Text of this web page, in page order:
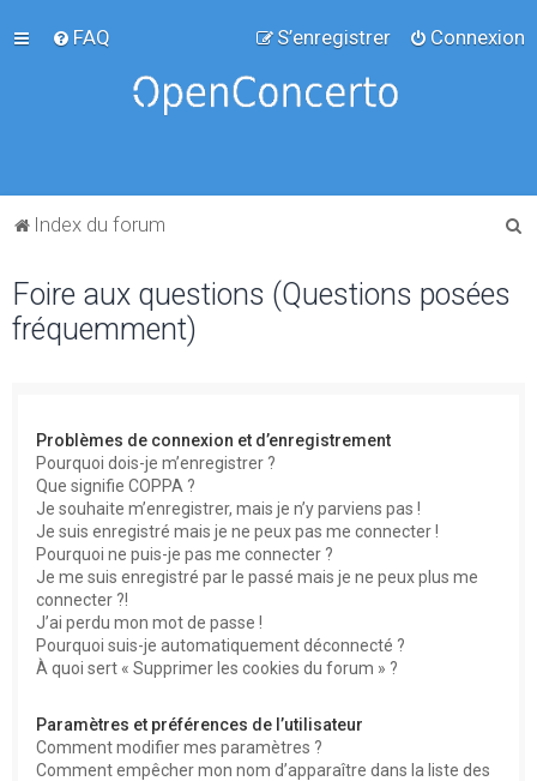
FAQ Connexion
S’enregistrer
Index du forum
Foire aux questions (Questions posées
fréquemment)
Problèmes de connexion et d’enregistrement
Pourquoi dois-je m’enregistrer ?
Que signifie COPPA ?
Je souhaite m’enregistrer, mais je n’y parviens pas !
Je suis enregistré mais je ne peux pas me connecter !
Pourquoi ne puis-je pas me connecter ?
Je me suis enregistré par le passé mais je ne peux plus me
connecter ?!
J’ai perdu mon mot de passe !
Pourquoi suis-je automatiquement déconnecté ?
À quoi sert « Supprimer les cookies du forum » ?
Paramètres et préférences de l’utilisateur
Comment modifier mes paramètres ?
Comment empêcher mon nom d’apparaître dans la liste des